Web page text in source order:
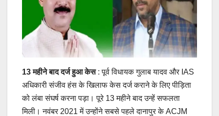
13 महीने बाद दर्ज हुआ केस: पूर्व विधायक गुलाब यादव और IAS
अधिकारी संजीव हंस के खिलाफ केस दर्ज कराने के लिए पीड़िता
को लंबा संघर्ष करना पड़ा। पूरे 13 महीने बाद उन्हें सफलता
मिली। नवंबर 2021 में उन्होंने सबसे पहले दानापुर के ACJM